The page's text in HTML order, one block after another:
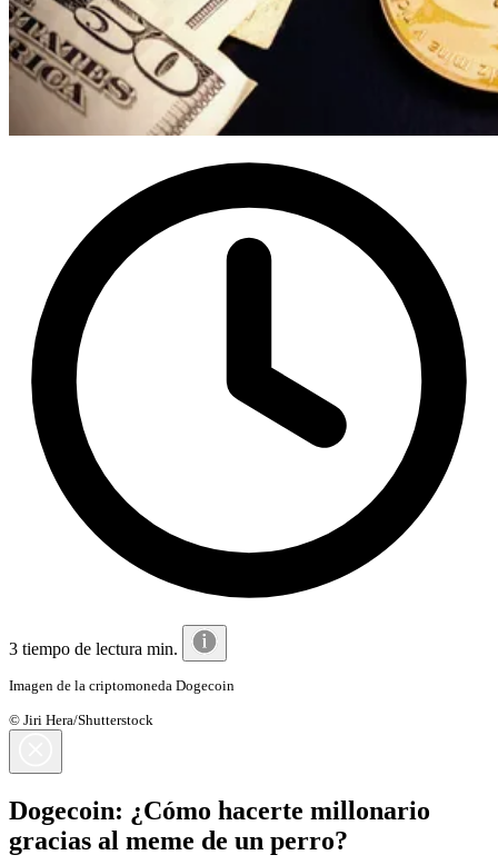
3 tiempo de lectura min.
Imagen de la criptomoneda Dogecoin
© Jiri Hera/Shutterstock
Dogecoin: ¿Cómo hacerte millonario
gracias al meme de un perro?